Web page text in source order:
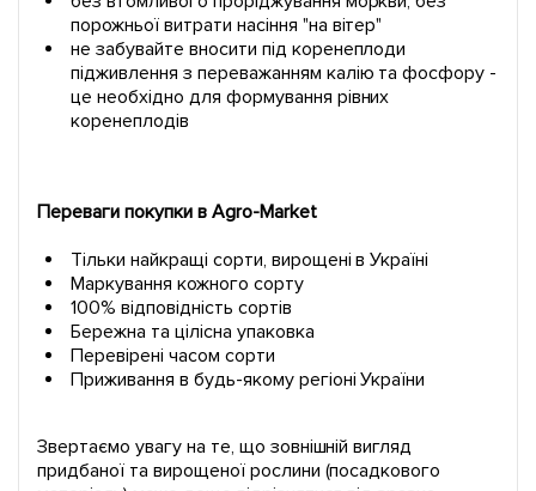
порожньої витрати насіння "на вітер"
не забувайте вносити під коренеплоди
підживлення з переважанням калію та фосфору -
це необхідно для формування рівних
коренеплодів
Переваги покупки в Agro-Market
Тільки найкращі сорти, вирощені в Україні
Маркування кожного сорту
100% відповідність сортів
Бережна та цілісна упаковка
Перевірені часом сорти
Приживання в будь-якому регіоні України
Звертаємо увагу на те, що зовнішній вигляд
придбаної та вирощеної рослини (посадкового